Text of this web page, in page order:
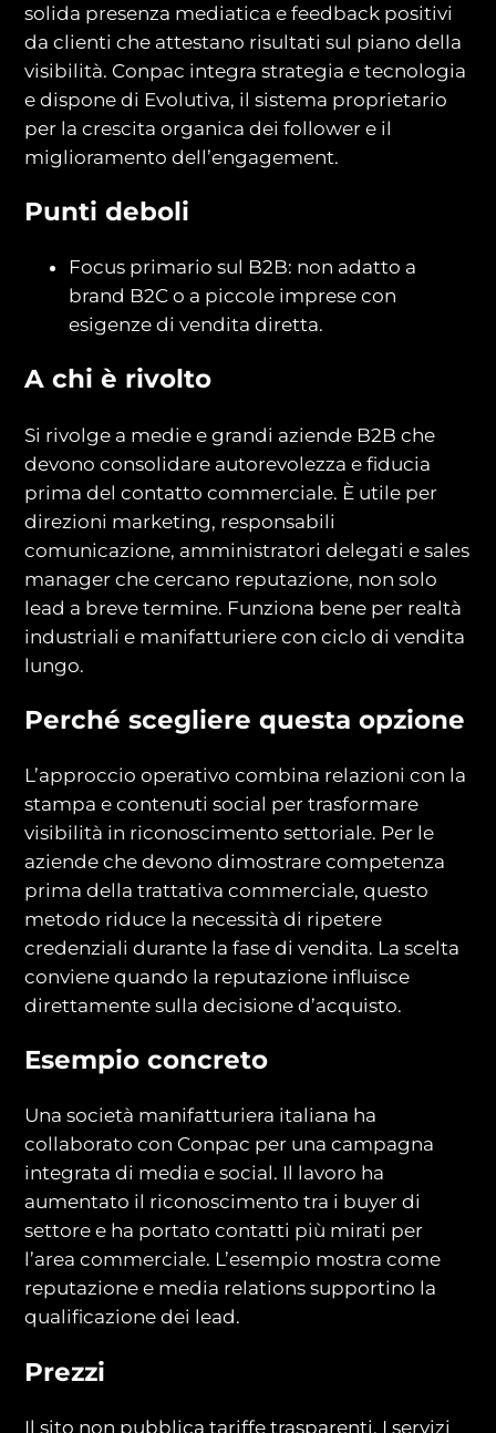
solida presenza mediatica e feedback positivi
da clienti che attestano risultati sul piano della
visibilità. Conpac integra strategia e tecnologia
e dispone di Evolutiva, il sistema proprietario
per la crescita organica dei follower e il
miglioramento dell’engagement.
Punti deboli
Focus primario sul B2B: non adatto a
brand B2C o a piccole imprese con
esigenze di vendita diretta.
A chi è rivolto
Si rivolge a medie e grandi aziende B2B che
devono consolidare autorevolezza e fiducia
prima del contatto commerciale. È utile per
direzioni marketing, responsabili
comunicazione, amministratori delegati e sales
manager che cercano reputazione, non solo
lead a breve termine. Funziona bene per realtà
industriali e manifatturiere con ciclo di vendita
lungo.
Perché scegliere questa opzione
L’approccio operativo combina relazioni con la
stampa e contenuti social per trasformare
visibilità in riconoscimento settoriale. Per le
aziende che devono dimostrare competenza
prima della trattativa commerciale, questo
metodo riduce la necessità di ripetere
credenziali durante la fase di vendita. La scelta
conviene quando la reputazione influisce
direttamente sulla decisione d’acquisto.
Esempio concreto
Una società manifatturiera italiana ha
collaborato con Conpac per una campagna
integrata di media e social. Il lavoro ha
aumentato il riconoscimento tra i buyer di
settore e ha portato contatti più mirati per
l’area commerciale. L’esempio mostra come
reputazione e media relations supportino la
qualificazione dei lead.
Prezzi
Il sito non pubblica tariffe trasparenti. I servizi